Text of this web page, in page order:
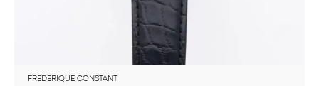
FREDERIQUE CONSTANT